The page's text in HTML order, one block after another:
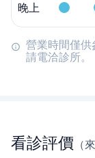
晚上
營業時間僅
請電洽診所。
看診評價 （